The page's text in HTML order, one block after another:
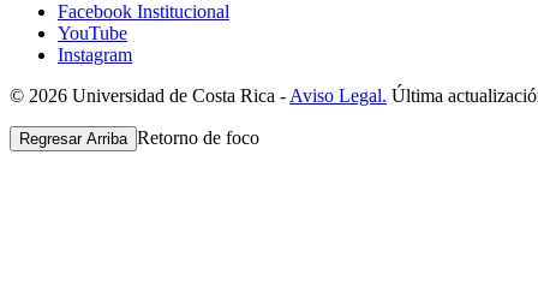
Facebook Institucional
YouTube
Instagram
© 2026 Universidad de Costa Rica - Aviso Legal. Última
Regresar Arriba Retorno de foco